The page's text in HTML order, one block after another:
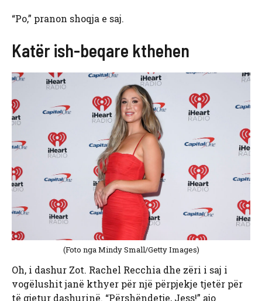
“Po,” pranon shoqja e saj.
Katër ish-beqare kthehen
(Foto nga Mindy Small/Getty Images)
Oh, i dashur Zot. Rachel Recchia dhe zëri i saj i
vogëlushit janë kthyer për një përpjekje tjetër për
të gjetur dashurinë. “Përshëndetje, Jess!” ajo